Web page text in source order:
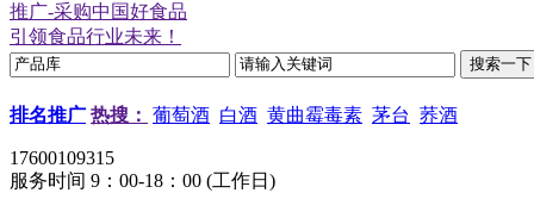
推广-采购中国好食品
引领食品行业未来！
排名推广 热搜： 葡萄酒 白酒 黄曲霉毒素 茅台 荞酒
17600109315
服务时间 9：00-18：00 (工作日)